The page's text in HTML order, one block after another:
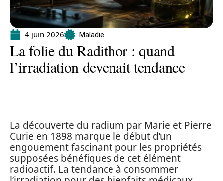
4 juin 2026 Maladie
La folie du Radithor : quand
l’irradiation devenait tendance
La découverte du radium par Marie et Pierre
Curie en 1898 marque le début d’un
engouement fascinant pour les propriétés
supposées bénéfiques de cet élément
radioactif. La tendance à consommer